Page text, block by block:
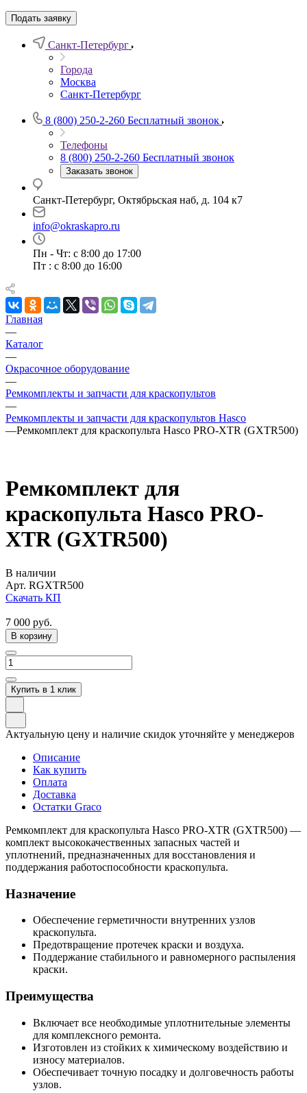
Подать заявку
Санкт-Петербург
Города
Москва
Санкт-Петербург
8 (800) 250-2-260 Бесплатный звонок
Телефоны
8 (800) 250-2-260 Бесплатный звонок
Заказать звонок
Санкт-Петербург, Октябрьская наб, д. 104 к7
info@okraskapro.ru
Пн - Чт: с 8:00 до 17:00
Пт : с 8:00 до 16:00
Главная
—
Каталог
—
Окрасочное оборудование
—
Ремкомплекты и запчасти для краскопультов
—
Ремкомплекты и запчасти для краскопультов Hasco
—Ремкомплект для краскопульта Hasco PRO-XTR (GXTR500)
Ремкомплект для
краскопульта Hasco PRO-
XTR (GXTR500)
В наличии
Арт. RGXTR500
Скачать КП
7 000 руб.
В корзину
Купить в 1 клик
Актуальную цену и наличие скидок уточняйте у менеджеров
Описание
Как купить
Оплата
Доставка
Остатки Graco
Ремкомплект для краскопульта Hasco PRO-XTR (GXTR500) —
комплект высококачественных запасных частей и
уплотнений, предназначенных для восстановления и
поддержания работоспособности краскопульта.
Назначение
Обеспечение герметичности внутренних узлов
краскопульта.
Предотвращение протечек краски и воздуха.
Поддержание стабильного и равномерного распыления
краски.
Преимущества
Включает все необходимые уплотнительные элементы
для комплексного ремонта.
Изготовлен из стойких к химическому воздействию и
износу материалов.
Обеспечивает точную посадку и долговечность работы
узлов.